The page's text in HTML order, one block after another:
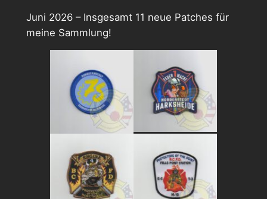
Juni 2026 – Insgesamt 11 neue Patches für
meine Sammlung!